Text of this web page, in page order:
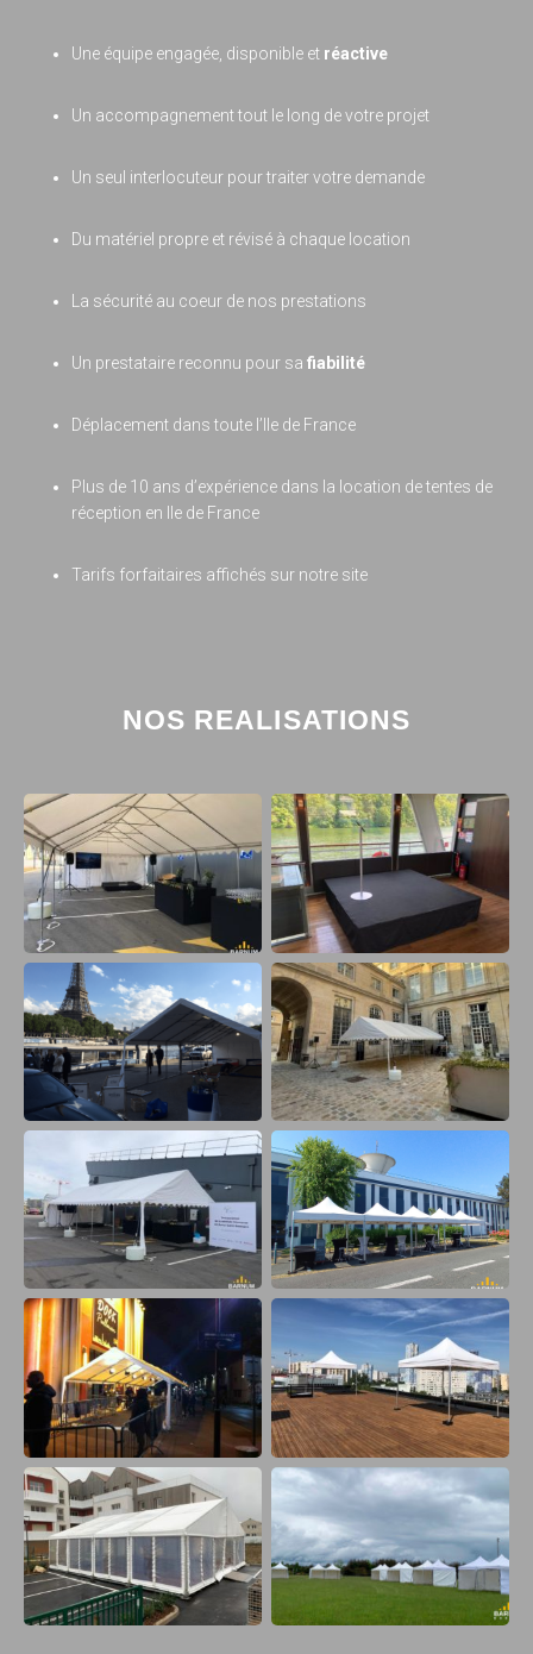
Une équipe engagée, disponible et réactive
Un accompagnement tout le long de votre projet
Un seul interlocuteur pour traiter votre demande
Du matériel propre et révisé à chaque location
La sécurité au coeur de nos prestations
Un prestataire reconnu pour sa fiabilité
Déplacement dans toute l’Ile de France
Plus de 10 ans d’expérience dans la location de tentes de
réception en Ile de France
Tarifs forfaitaires affichés sur notre site
NOS REALISATIONS